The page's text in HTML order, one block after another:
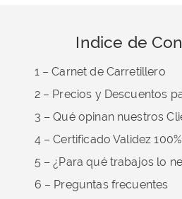
Indice de
1 – Carnet de Carretillero
2 – Precios y Descuentos
3 – Qué opinan nuestros
4 – Certificado Validez
5 – ¿Para qué trabajos lo
6 – Preguntas frecuentes